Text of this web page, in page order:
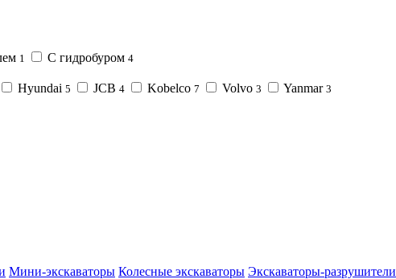
1 С гидробуром 4
Hyundai 5 JCB 4 Kobelco 7 Volvo 3 Yanmar 3
Мини-экскаваторы Колесные экскаваторы Экскаваторы-разрушители